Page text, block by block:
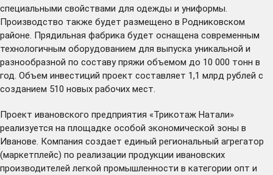
специальными свойствами для одежды и униформы.
Производство также будет размещено в Родниковском
районе. Прядильная фабрика будет оснащена современным
технологичным оборудованием для выпуска уникальной и
разнообразной по составу пряжи объемом до 10 000 тонн в
год. Объем инвестиций проект составляет 1,1 млрд рублей с
созданием 510 новых рабочих мест.
Проект ивановского предприятия «Трикотаж Натали»
реализуется на площадке особой экономической зоны в
Иванове. Компания создает единый региональный агрегатор
(маркетплейс) по реализации продукции ивановских
производителей легкой промышленности в категории опт и